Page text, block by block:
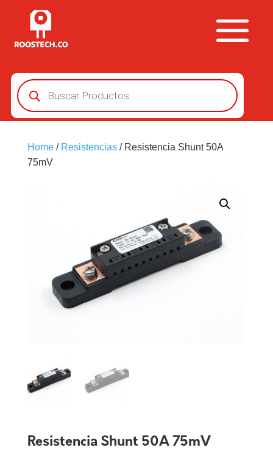
Búsqueda
de
productos
Home/ Resistencias/ Resistencia Shunt 50A
75mV
Resistencia Shunt 50A 75mV